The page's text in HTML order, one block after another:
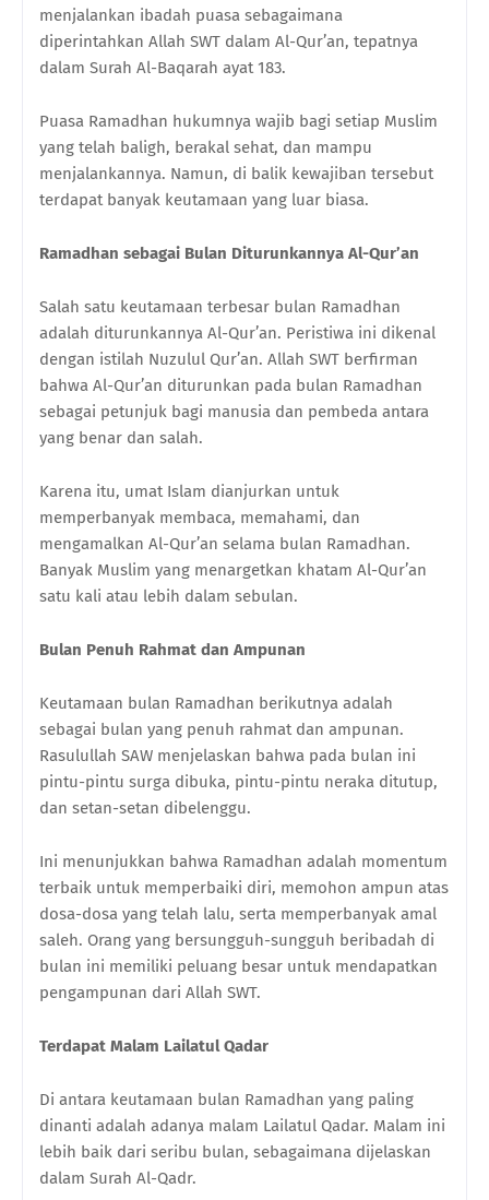
menjalankan ibadah puasa sebagaimana
diperintahkan Allah SWT dalam Al-Qur’an, tepatnya
dalam Surah Al-Baqarah ayat 183.
Puasa Ramadhan hukumnya wajib bagi setiap Muslim
yang telah baligh, berakal sehat, dan mampu
menjalankannya. Namun, di balik kewajiban tersebut
terdapat banyak keutamaan yang luar biasa.
Ramadhan sebagai Bulan Diturunkannya Al-Qur’an
Salah satu keutamaan terbesar bulan Ramadhan
adalah diturunkannya Al-Qur’an. Peristiwa ini dikenal
dengan istilah Nuzulul Qur’an. Allah SWT berfirman
bahwa Al-Qur’an diturunkan pada bulan Ramadhan
sebagai petunjuk bagi manusia dan pembeda antara
yang benar dan salah.
Karena itu, umat Islam dianjurkan untuk
memperbanyak membaca, memahami, dan
mengamalkan Al-Qur’an selama bulan Ramadhan.
Banyak Muslim yang menargetkan khatam Al-Qur’an
satu kali atau lebih dalam sebulan.
Bulan Penuh Rahmat dan Ampunan
Keutamaan bulan Ramadhan berikutnya adalah
sebagai bulan yang penuh rahmat dan ampunan.
Rasulullah SAW menjelaskan bahwa pada bulan ini
pintu-pintu surga dibuka, pintu-pintu neraka ditutup,
dan setan-setan dibelenggu.
Ini menunjukkan bahwa Ramadhan adalah momentum
terbaik untuk memperbaiki diri, memohon ampun atas
dosa-dosa yang telah lalu, serta memperbanyak amal
saleh. Orang yang bersungguh-sungguh beribadah di
bulan ini memiliki peluang besar untuk mendapatkan
pengampunan dari Allah SWT.
Terdapat Malam Lailatul Qadar
Di antara keutamaan bulan Ramadhan yang paling
dinanti adalah adanya malam Lailatul Qadar. Malam ini
lebih baik dari seribu bulan, sebagaimana dijelaskan
dalam Surah Al-Qadr.